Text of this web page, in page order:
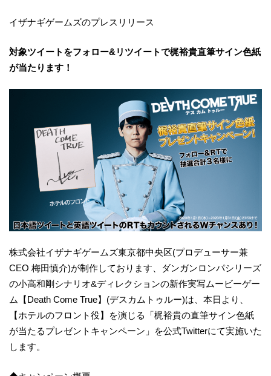
イザナギゲームズのプレスリリース
対象ツイートをフォロー&リツイートで梶裕貴直筆サイン色紙
が当たります！
株式会社イザナギゲームズ東京都中央区(プロデューサー兼
CEO 梅田慎介)が制作しております、ダンガンロンパシリーズ
の小高和剛シナリオ&ディレクションの新作実写ムービーゲー
ム【Death Come True】(デスカムトゥルー)は、本日より、
【ホテルのフロント役】を演じる「梶裕貴の直筆サイン色紙
が当たるプレゼントキャンペーン」を公式Twitterにて実施いた
します。